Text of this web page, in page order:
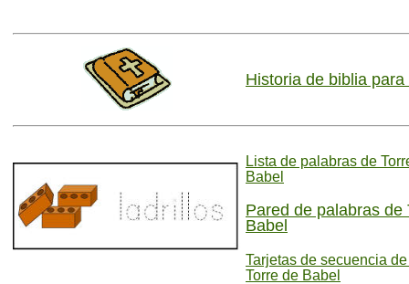
Historia de biblia para
Lista de palabras de
Babel
Pared de palabras de
Babel
Tarjetas de secuencia
Torre de Babel